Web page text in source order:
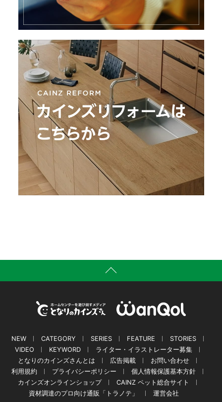
NEW CATEGORY SERIES FEATURE
STORIES
VIDEO
KEYWORD
ライター・イラストレーター募集
となりのカインズさんとは
広告掲載
お問い合わせ
利用規約
プライバシーポリシー
個人情報保護基本方針
カインズオンラインショップ
CAINZ ペット総合サイト
資材調達のプロ向け通販「トラノテ」
運営会社